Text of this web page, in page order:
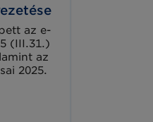
az e-
(III.31.)
az
2025.